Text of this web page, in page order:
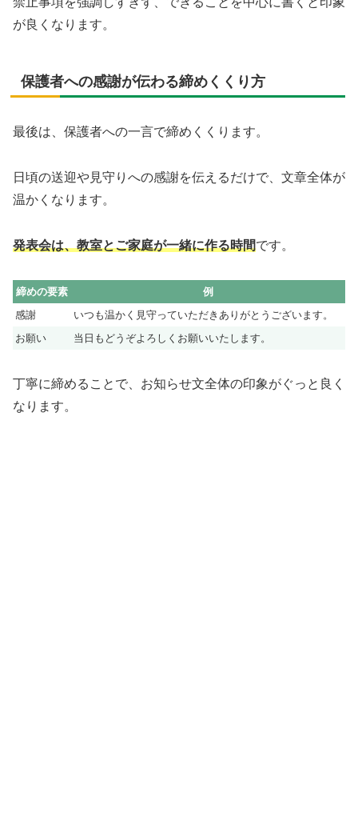
が良くなります。
保護者への感謝が伝わる締めくくり方
最後は、保護者への一言で締めくくります。
日頃の送迎や見守りへの感謝を伝えるだけで、文章全体が
温かくなります。
発表会は、教室とご家庭が一緒に作る時間です。
締めの要素
例
感謝
いつも温かく見守っていただきありがとうございます。
お願い
当日もどうぞよろしくお願いいたします。
丁寧に締めることで、お知らせ文全体の印象がぐっと良く
なります。